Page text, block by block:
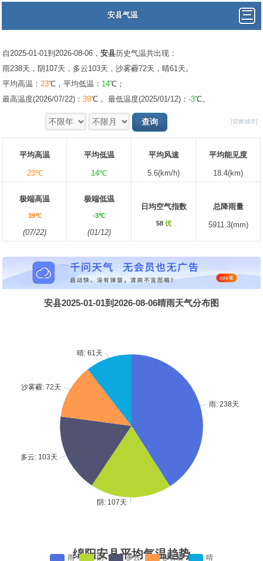
安县气温
自2025-01-01到2026-08-06， 安县历史气温共出现：
雨238天，阴107天，多云103天，沙雾霾72天，晴61天。
平均高温： 23℃，平均低温： 14℃；
最高温度(2026/07/22)： 39℃， 最低温度(2025/01/12)： -3℃。
[切换城市]
平均高温
23℃
平均低温
14℃
平均风速
5.6(km/h)
平均能见度
18.4(km)
极端高温
39℃
(07/22)
极端低温
-3℃
(01/12)
日均空气指数
58 优
总降雨量
5911.3(mm)
安县2025-01-01到2026-08-06晴雨天气分布图
绵阳安县平均气温趋势